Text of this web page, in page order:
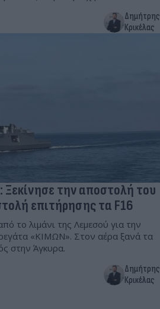
Δημήτρης
Κρικέλας
Ξεκίνησε την αποστολή του
επιτήρησης τα F16
το λιμάνι της Λεμεσού για την
«ΚΙΜΩΝ». Στον αέρα ξανά τα
στην Άγκυρα.
Δημήτρης
Κρικέλας